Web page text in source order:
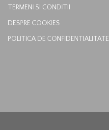
TERMENI SI CONDITII
DESPRE COOKIES
POLITICA DE CONFIDENTIALITATE